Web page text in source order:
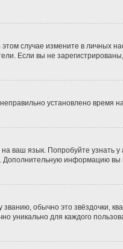
случае измените в личных
Если вы не
установлено время
ваш язык. Попробуйте узнать
Дополнительную информацию
обычно это звёздочки,
уникально для каждого